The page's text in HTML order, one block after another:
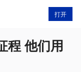
打开
程 他们用